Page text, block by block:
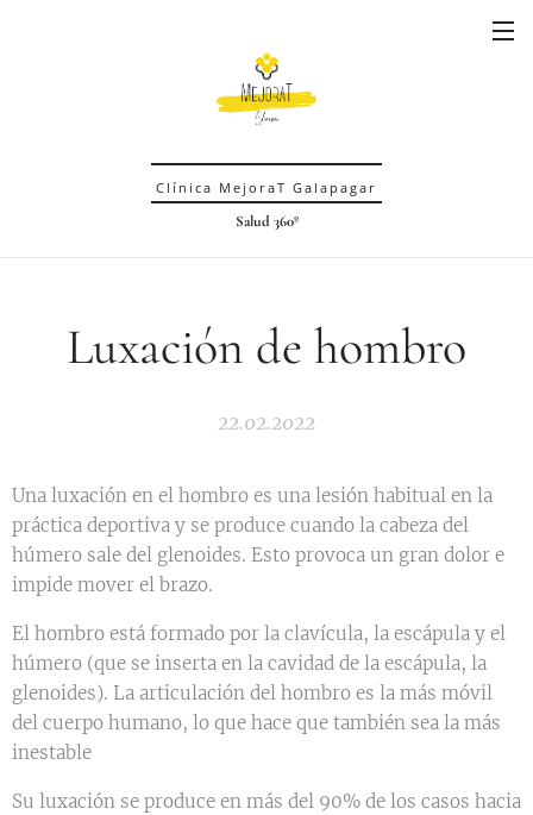
Clínica MejoraT Galapagar
Salud 360º
Luxación de hombro
22.02.2022
Una luxación en el hombro es una lesión habitual en la
práctica deportiva y se produce cuando la cabeza del
húmero sale del glenoides. Esto provoca un gran dolor e
impide mover el brazo.
El hombro está formado por la clavícula, la escápula y el
húmero (que se inserta en la cavidad de la escápula, la
glenoides). La articulación del hombro es la más móvil
del cuerpo humano, lo que hace que también sea la más
inestable
Su luxación se produce en más del 90% de los casos hacia